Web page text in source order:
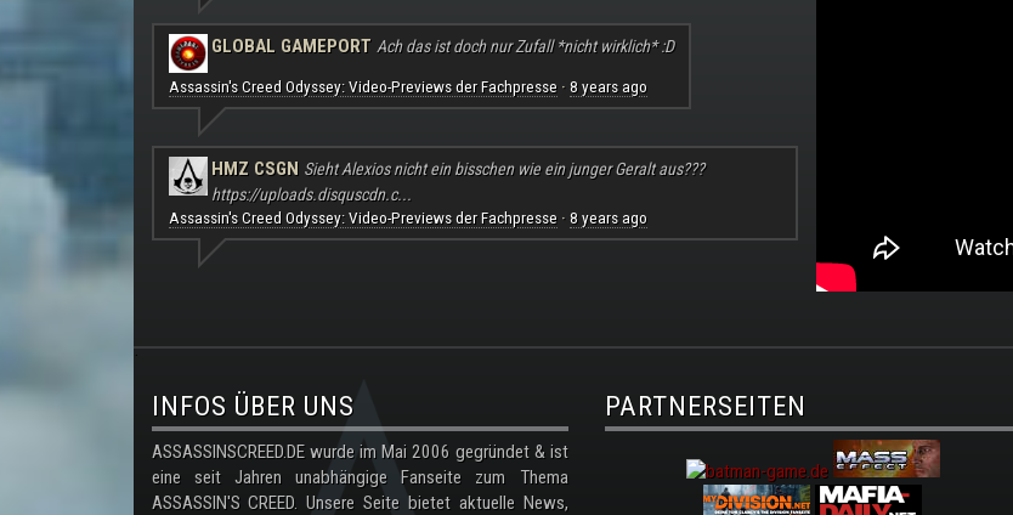
GLOBAL GAMEPORT Ach das ist doch nur Zufall *nicht wirklich* :D
Assassin's Creed Odyssey: Video-Previews der Fachpresse· 8 years ago
HMZ CSGN Sieht Alexios nicht ein bisschen wie ein junger Geralt aus???
https://uploads.disquscdn.c...
Assassin's Creed Odyssey: Video-Previews der Fachpresse· 8 years ago
.
INFOS ÜBER UNS
ASSASSINSCREED.DE wurde im Mai 2006 gegründet & ist
eine seit Jahren unabhängige Fanseite zum Thema
ASSASSIN'S CREED. Unsere Seite bietet aktuelle News,
PARTNERSEITEN